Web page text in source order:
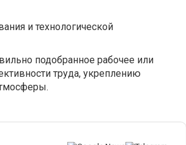
и технологической
подобранное рабочее или
труда, укреплению